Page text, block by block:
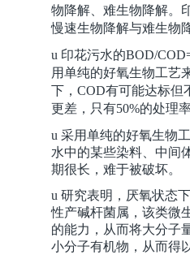
物降解、难生物降解。
慢速生物降解与难生物
u 印花污水的BOD/
用单纯的好氧生物工艺
下， COD有可能达标但
更差，只有50%的处理率
u 采用单纯的好氧生物
水中的某些染料、中间
期很长，难于被破坏。
u 研究表明，厌氧状态
性产碱杆菌属，该类微
的能力，从而将大分子
小分子有机物，从而得